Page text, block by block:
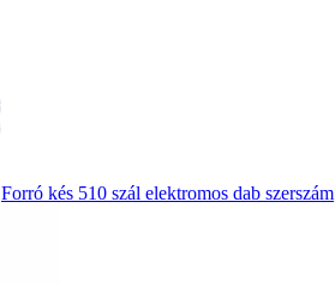
Forró kés 510 szál elektromos dab szerszám